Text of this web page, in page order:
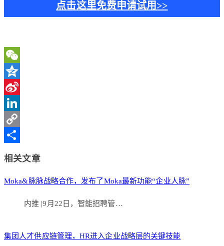
点击这里免费申请试用>>
WeChat
Qzone
Sina
Weibo
LinkedIn
Copy
相关文章
Moka&脉脉战略合作，发布了Moka最新功能“企业人脉”
内推 |9月22日，智能招聘管…
集团人才供应链管理，HR进入企业战略层的关键技能